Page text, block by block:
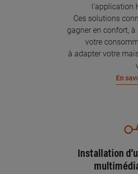
l'application
Ces solutions
gagner en confort,
votre
à adapter votre
En
Installation